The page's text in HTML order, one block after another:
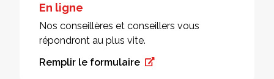
En ligne
Nos conseillères et conseillers vous
répondront au plus vite.
Remplir le formulaire